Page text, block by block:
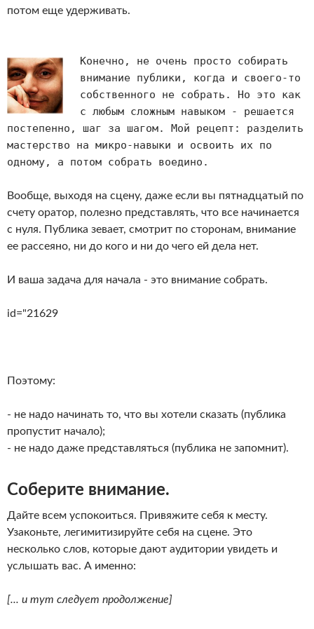
потом еще удерживать.
Конечно, не очень просто собирать
внимание публики, когда и своего-то
собственного не собрать. Но это как
с любым сложным навыком - решается
постепенно, шаг за шагом. Мой рецепт: разделить
мастерство на микро-навыки и освоить их по
одному, а потом собрать воедино.
Вообще, выходя на сцену, даже если вы пятнадцатый по
счету оратор, полезно представлять, что все начинается
с нуля. Публика зевает, смотрит по сторонам, внимание
ее рассеяно, ни до кого и ни до чего ей дела нет.
И ваша задача для начала - это внимание собрать.
id="21629
Поэтому:
- не надо начинать то, что вы хотели сказать (публика
пропустит начало);
- не надо даже представляться (публика не запомнит).
Соберите внимание.
Дайте всем успокоиться. Привяжите себя к месту.
Узаконьте, легимитизируйте себя на сцене. Это
несколько слов, которые дают аудитории увидеть и
услышать вас. А именно:
[... и тут следует продолжение]